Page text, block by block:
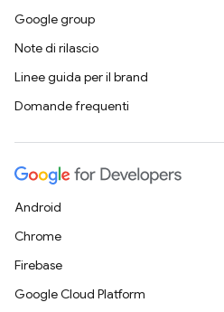
Google group
Note di rilascio
Linee guida per il brand
Domande frequenti
Android
Chrome
Firebase
Google Cloud Platform